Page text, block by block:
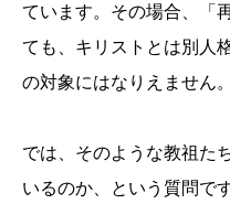
ています。その場合、「
ても、キリストとは別人
の対象にはなりえません。
では、そのような教祖た
いるのか、という質問で